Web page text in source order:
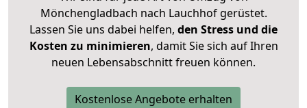
Mönchengladbach nach Lauchhof gerüstet.
Lassen Sie uns dabei helfen, den Stress und die
Kosten zu minimieren, damit Sie sich auf Ihren
neuen Lebensabschnitt freuen können.
Kostenlose Angebote erhalten